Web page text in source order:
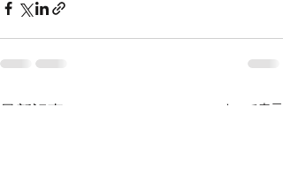
最新記事 すべて表示